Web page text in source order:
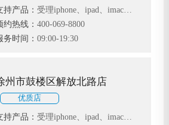
持产品： 受理iphone、ipad、imac、
等苹果电子产品
约热线： 400-069-8800
务时间： 09:00-19:30
州市鼓楼区解放北路店
优质店
持产品： 受理iphone、ipad、imac、